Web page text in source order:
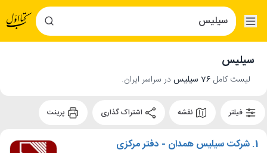
سیلیس
لیست کامل 76 سیلیس در سراسر ایران.
فیلتر نقشه
1. شرکت سیلیس همدان - دفتر مرکزی